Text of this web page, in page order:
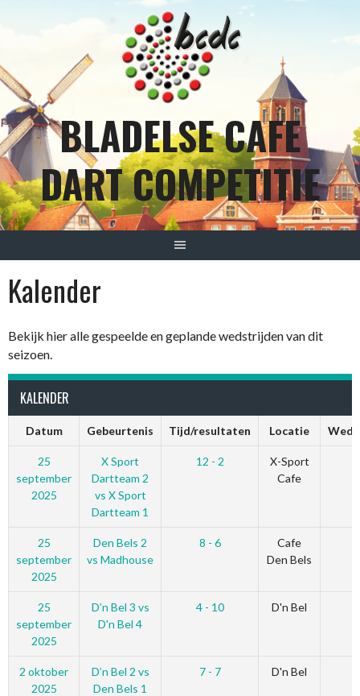
BLADELSE CAFE
DART COMPETITIE
Kalender
Bekijk hier alle gespeelde en geplande wedstrijden van dit
seizoen.
KALENDER
Datum Gebeurtenis Tijd/resultaten Locatie
25
september
2025
X Sport
Dartteam 2
vs X Sport
Dartteam 1
12 - 2
X-Sport
Cafe
25
september
2025
Den Bels 2
vs Madhouse
8 - 6
Cafe
Den Bels
25
september
2025
D’n Bel 3 vs
D'n Bel 4
4 - 10 D'n Bel
2 oktober
2025
D’n Bel 2 vs
Den Bels 1
7 - 7 D'n Bel